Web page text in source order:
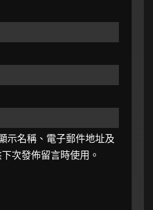
示名稱、電子郵件地址及
次發佈留言時使用。